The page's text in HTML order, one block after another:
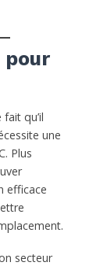
pour
qu’il
une
Plus
efficace
secteur